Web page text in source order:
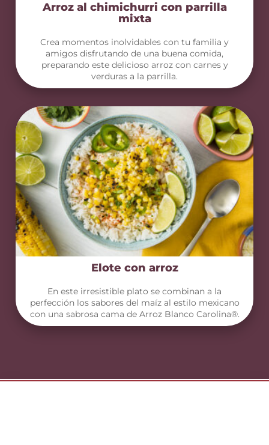
Arroz al chimichurri con parrilla
mixta
Crea momentos inolvidables con tu familia y
amigos disfrutando de una buena comida,
preparando este delicioso arroz con carnes y
verduras a la parrilla.
Elote con arroz
En este irresistible plato se combinan a la
perfección los sabores del maíz al estilo mexicano
con una sabrosa cama de Arroz Blanco Carolina®.